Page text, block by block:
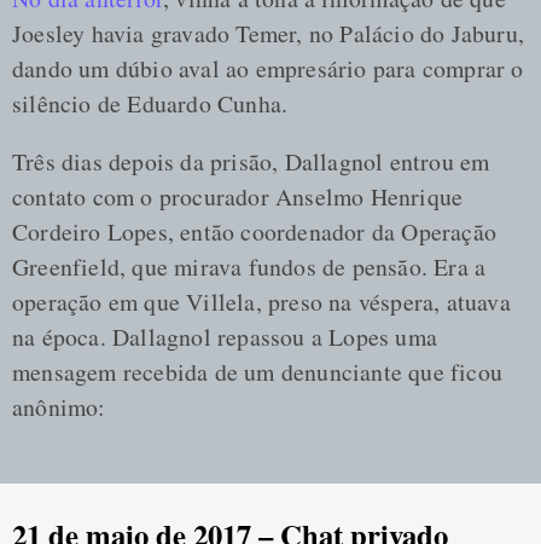
Joesley havia gravado Temer, no Palácio do Jaburu,
dando um dúbio aval ao empresário para comprar o
silêncio de Eduardo Cunha.
Três dias depois da prisão, Dallagnol entrou em
contato com o procurador Anselmo Henrique
Cordeiro Lopes, então coordenador da Operação
Greenfield, que mirava fundos de pensão. Era a
operação em que Villela, preso na véspera, atuava
na época. Dallagnol repassou a Lopes uma
mensagem recebida de um denunciante que ficou
anônimo:
21 de maio de 2017 – Chat privado